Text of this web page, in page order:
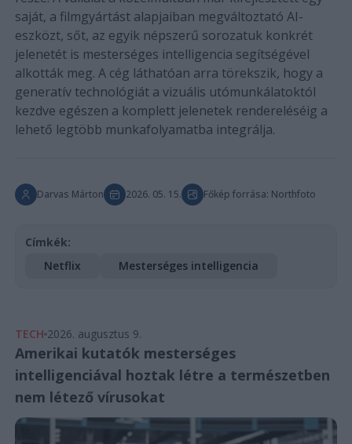
saját, a filmgyártást alapjaiban megváltoztató AI-
eszközt, sőt, az egyik népszerű sorozatuk konkrét
jelenetét is mesterséges intelligencia segítségével
alkották meg. A cég láthatóan arra törekszik, hogy a
generatív technológiát a vizuális utómunkálatoktól
kezdve egészen a komplett jelenetek rendereléséig a
lehető legtöbb munkafolyamatba integrálja.
Darvas Márton 2026. 05. 15. Főkép forrása: Northfoto
Címkék:
Netflix
Mesterséges intelligencia
TECH 2026. augusztus 9.
Amerikai kutatók mesterséges
intelligenciával hoztak létre a természetben
nem létező vírusokat